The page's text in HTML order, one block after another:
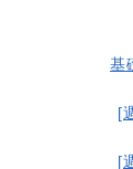
基
[
[